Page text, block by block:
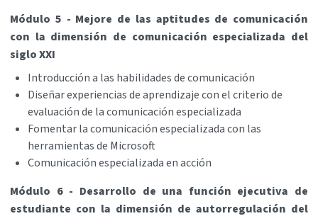
Módulo 5 - Mejore de las aptitudes de comunicación
con la dimensión de comunicación especializada del
siglo XXI
Introducción a las habilidades de comunicación
Diseñar experiencias de aprendizaje con el criterio de
evaluación de la comunicación especializada
Fomentar la comunicación especializada con las
herramientas de Microsoft
Comunicación especializada en acción
Módulo 6 - Desarrollo de una función ejecutiva de
estudiante con la dimensión de autorregulación del